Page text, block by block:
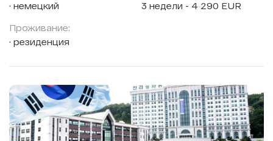
немецкий
Проживание:
резиденция
3 недели - 4 290 EUR